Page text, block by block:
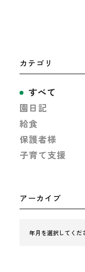
カテゴリ
すべて
園日記
給食
保護者様
子育て支援
アーカイブ